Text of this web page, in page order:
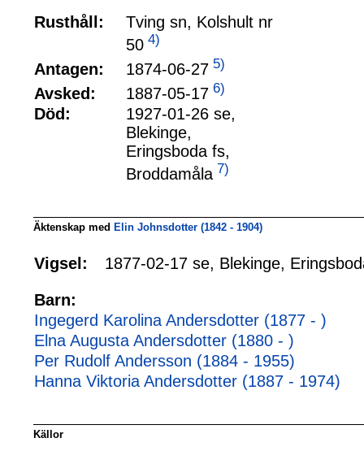
Rusthåll:
Tving sn, Kolshult nr
50 4)
Antagen: 1874-06-27 5)
Avsked: 1887-05-17 6)
Död:
1927-01-26 se,
Blekinge,
Eringsboda fs,
Broddamåla 7)
Äktenskap med Elin Johnsdotter (1842 - 1904)
Vigsel: 1877-02-17 se, Blekinge,
Barn:
Ingegerd Karolina Andersdotter (1877 - )
Elna Augusta Andersdotter (1880 - )
Per Rudolf Andersson (1884 - 1955)
Hanna Viktoria Andersdotter (1887 - 1974)
Källor